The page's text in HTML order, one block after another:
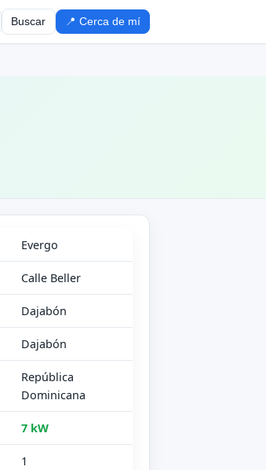
Buscar 📍 Cerca de mí
Evergo
Calle Beller
Dajabón
Dajabón
República
Dominicana
7 kW
1